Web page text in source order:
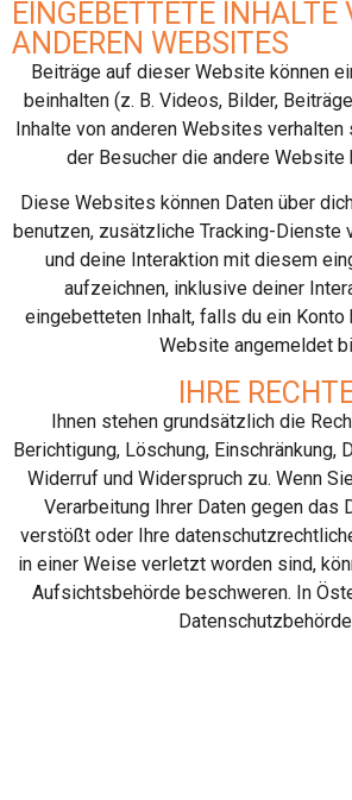
EINGEBETTETE INHALTE
ANDEREN WEBSITES
Beiträge auf dieser Website können
beinhalten (z. B. Videos, Bilder,
Inhalte von anderen Websites
der Besucher die andere Website
Diese Websites können Daten über
benutzen, zusätzliche Tracking-Dienste
und deine Interaktion mit diesem
aufzeichnen, inklusive deiner
eingebetteten Inhalt, falls du ein Konto
Website angemeldet
IHRE
Ihnen stehen grundsätzlich die
Berichtigung, Löschung, Einschränkung,
Widerruf und Widerspruch zu. Wenn
Verarbeitung Ihrer Daten gegen das
verstößt oder Ihre
in einer Weise verletzt worden sind,
Aufsichtsbehörde beschweren. In